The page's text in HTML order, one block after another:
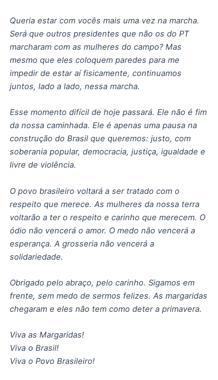
Queria estar com vocês mais uma vez na marcha.
Será que outros presidentes que não os do PT
marcharam com as mulheres do campo? Mas
mesmo que eles coloquem paredes para me
impedir de estar aí fisicamente, continuamos
juntos, lado a lado, nessa marcha.
Esse momento difícil de hoje passará. Ele não é fim
da nossa caminhada. Ele é apenas uma pausa na
construção do Brasil que queremos: justo, com
soberania popular, democracia, justiça, igualdade e
livre de violência.
O povo brasileiro voltará a ser tratado com o
respeito que merece. As mulheres da nossa terra
voltarão a ter o respeito e carinho que merecem. O
ódio não vencerá o amor. O medo não vencerá a
esperança. A grosseria não vencerá a
solidariedade.
Obrigado pelo abraço, pelo carinho. Sigamos em
frente, sem medo de sermos felizes. As margaridas
chegaram e eles não tem como deter a primavera.
Viva as Margaridas!
Viva o Brasil!
Viva o Povo Brasileiro!